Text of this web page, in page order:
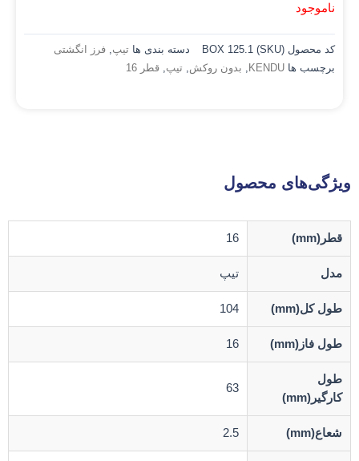
ناموجود
کد محصول (SKU) BOX 125.1 دسته بندی ها تیپ فرز انگشتی
برچسب ها KENDU بدون روکش تیپ قطر 16
ویژگی‌های محصول
قطر(mm) 16
مدل تیپ
طول کل(mm) 104
طول فاز(mm) 16
طول
کارگیر(mm)
63
شعاع(mm) 2.5